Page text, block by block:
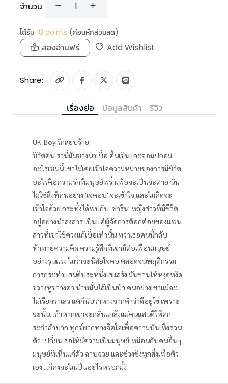
จำนวน
ได้รับ 18 points (ก่อนหักส่วนลด)
ลองอ่านฟรี Add Wishlist
Share:
เรื่องย่อ ข้อมูลสินค้า รีวิว
UK-Boy รักสยบร้าย
ชีวิตคนเรานี่มันช่างน่าเบื่อ ตื้นเขินและจอมปลอม
อะไรเช่นนี้ เขาไม่เคยเข้าใจความหมายของการมีชีวิต
อะไรคือความรักที่มนุษย์พร่ำเพ้อจะเป็นจะตาย นั่น
ไม่ใช่สิ่งที่คนอย่าง 'เจคอบ' จะเข้าใจ และไม่คิดจะ
เข้าใจด้วย กระทั่งได้พบกับ 'ชารีน' หญิงสาวที่มีชีวิต
อยู่อย่างน่าสงสาร เป็นแค่ผู้จัดการต๊อกต๋อยของแฟน
สาวที่เขาใช้ควงแก้เบื่อเท่านั้น ทว่าเธอคนนี้กลับ
ท้าทายความคิด ความรู้สึกที่เขามีต่อเพื่อนมนุษย์
อย่างรุนแรง ไม่ว่าจะนิสัยใจคอ ตลอดจนพฤติกรรม
การกระทำแสนดีประหนึ่งเสแสร้ง มันชวนให้หงุดหงิด
ขวางหูขวางตา น่าหมั่นไส้เป็นบ้า คนอย่างเขาแม้จะ
ไม่เรียกว่าเลว แต่ก็นับว่าห่างจากคำว่าดีอยู่โข เพราะ
ฉะนั้น...ถ้าหากเขาจะกลั่นแกล้งแม่คนแสนดีให้ตก
ระกำลำบาก ทุกข์ยากทางจิตใจเพื่อความบันเทิงส่วน
ตัว เปลี่ยนเธอให้มีความเป็นมนุษย์เหมือนกับคนอื่นๆ
มนุษย์ที่เห็นแก่ตัว ฉาบฉวย และช่วงชิงทุกสิ่งเพื่อตัว
เอง ...ก็คงจะไม่เป็นอะไรหรอกมั้ง